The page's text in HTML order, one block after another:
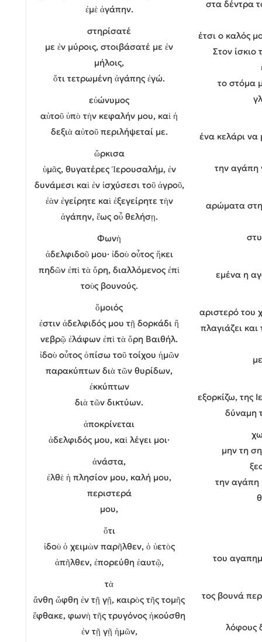
ἐμὲ ἀγάπην.
στηρίσατέ
με ἐν μύροις, στοιβάσατέ με ἐν
μήλοις,
ὅτι τετρωμένη ἀγάπης ἐγώ.
εὐώνυμος
αὐτοῦ ὑπὸ τὴν κεφαλήν μου, καὶ ἡ
δεξιὰ αὐτοῦ περιλήψεταί με.
ὥρκισα
ὑμᾶς, θυγατέρες Ἱερουσαλήμ, ἐν
δυνάμεσι καὶ ἐν ἰσχύσεσι τοῦ ἀγροῦ,
ἐὰν ἐγείρητε καὶ ἐξεγείρητε τὴν
ἀγάπην, ἕως οὗ θελήσῃ.
Φωνὴ
ἀδελφιδοῦ μου· ἰδοὺ οὗτος ἥκει
πηδῶν ἐπὶ τὰ ὄρη, διαλλόμενος ἐπὶ
τοὺς βουνούς.
ὅμοιός
ἐστιν ἀδελφιδός μου τῇ δορκάδι ἢ
νεβρῷ ἐλάφων ἐπὶ τὰ ὄρη Βαιθήλ.
ἰδοὺ οὗτος ὀπίσω τοῦ τοίχου ἡμῶν
παρακύπτων διὰ τῶν θυρίδων,
ἐκκύπτων
διὰ τῶν δικτύων.
ἀποκρίνεται
ἀδελφιδός μου, καὶ λέγει μοι·
ἀνάστα,
ἐλθὲ ἡ πλησίον μου, καλή μου,
περιστερά
μου,
ὅτι
ἰδοὺ ὁ χειμὼν παρῆλθεν, ὁ ὑετὸς
ἀπῆλθεν, ἐπορεύθη ἑαυτῷ,
τὰ
ἄνθη ὤφθη ἐν τῇ γῇ, καιρὸς τῆς τομῆς
ἔφθακε, φωνὴ τῆς τρυγόνος ἠκούσθη
ἐν τῇ γῇ ἡμῶν,
στα δέντρα
έτσι ο καλός
Στον ίσκιο
το στόμα
ένα κελάρι να
την αγάπη
αρώματα
εμένα η
αριστερό του
πλαγιάζει
εξορκίζω, της
δύναμη
μην τη
την αγάπη
του
τος βουνά
λόφους